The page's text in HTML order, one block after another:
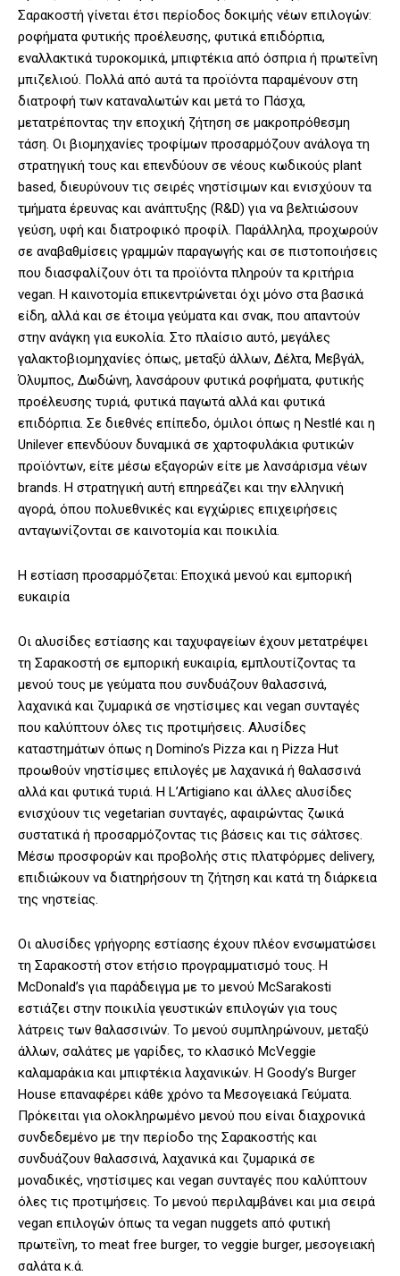
Σαρακοστή γίνεται έτσι περίοδος δοκιμής νέων επιλογών:
ροφήματα φυτικής προέλευσης, φυτικά επιδόρπια,
εναλλακτικά τυροκομικά, μπιφτέκια από όσπρια ή πρωτεΐνη
μπιζελιού. Πολλά από αυτά τα προϊόντα παραμένουν στη
διατροφή των καταναλωτών και μετά το Πάσχα,
μετατρέποντας την εποχική ζήτηση σε μακροπρόθεσμη
τάση. Οι βιομηχανίες τροφίμων προσαρμόζουν ανάλογα τη
στρατηγική τους και επενδύουν σε νέους κωδικούς plant
based, διευρύνουν τις σειρές νηστίσιμων και ενισχύουν τα
τμήματα έρευνας και ανάπτυξης (R&D) για να βελτιώσουν
γεύση, υφή και διατροφικό προφίλ. Παράλληλα, προχωρούν
σε αναβαθμίσεις γραμμών παραγωγής και σε πιστοποιήσεις
που διασφαλίζουν ότι τα προϊόντα πληρούν τα κριτήρια
vegan. Η καινοτομία επικεντρώνεται όχι μόνο στα βασικά
είδη, αλλά και σε έτοιμα γεύματα και σνακ, που απαντούν
στην ανάγκη για ευκολία. Στο πλαίσιο αυτό, μεγάλες
γαλακτοβιομηχανίες όπως, μεταξύ άλλων, Δέλτα, Μεβγάλ,
Όλυμπος, Δωδώνη, λανσάρουν φυτικά ροφήματα, φυτικής
προέλευσης τυριά, φυτικά παγωτά αλλά και φυτικά
επιδόρπια. Σε διεθνές επίπεδο, όμιλοι όπως η Nestlé και η
Unilever επενδύουν δυναμικά σε χαρτοφυλάκια φυτικών
προϊόντων, είτε μέσω εξαγορών είτε με λανσάρισμα νέων
brands. Η στρατηγική αυτή επηρεάζει και την ελληνική
αγορά, όπου πολυεθνικές και εγχώριες επιχειρήσεις
ανταγωνίζονται σε καινοτομία και ποικιλία.
Η εστίαση προσαρμόζεται: Εποχικά μενού και εμπορική
ευκαιρία
Οι αλυσίδες εστίασης και ταχυφαγείων έχουν μετατρέψει
τη Σαρακοστή σε εμπορική ευκαιρία, εμπλουτίζοντας τα
μενού τους με γεύματα που συνδυάζουν θαλασσινά,
λαχανικά και ζυμαρικά σε νηστίσιμες και vegan συνταγές
που καλύπτουν όλες τις προτιμήσεις. Αλυσίδες
καταστημάτων όπως η Domino’s Pizza και η Pizza Hut
προωθούν νηστίσιμες επιλογές με λαχανικά ή θαλασσινά
αλλά και φυτικά τυριά. Η L’Artigiano και άλλες αλυσίδες
ενισχύουν τις vegetarian συνταγές, αφαιρώντας ζωικά
συστατικά ή προσαρμόζοντας τις βάσεις και τις σάλτσες.
Μέσω προσφορών και προβολής στις πλατφόρμες delivery,
επιδιώκουν να διατηρήσουν τη ζήτηση και κατά τη διάρκεια
της νηστείας.
Οι αλυσίδες γρήγορης εστίασης έχουν πλέον ενσωματώσει
τη Σαρακοστή στον ετήσιο προγραμματισμό τους. Η
McDonald’s για παράδειγμα με το μενού McSarakosti
εστιάζει στην ποικιλία γευστικών επιλογών για τους
λάτρεις των θαλασσινών. Το μενού συμπληρώνουν, μεταξύ
άλλων, σαλάτες με γαρίδες, το κλασικό McVeggie
καλαμαράκια και μπιφτέκια λαχανικών. Η Goody’s Burger
House επαναφέρει κάθε χρόνο τα Μεσογειακά Γεύματα.
Πρόκειται για ολοκληρωμένο μενού που είναι διαχρονικά
συνδεδεμένο με την περίοδο της Σαρακοστής και
συνδυάζουν θαλασσινά, λαχανικά και ζυμαρικά σε
μοναδικές, νηστίσιμες και vegan συνταγές που καλύπτουν
όλες τις προτιμήσεις. Το μενού περιλαμβάνει και μια σειρά
vegan επιλογών όπως τα vegan nuggets από φυτική
πρωτεΐνη, το meat free burger, το veggie burger, μεσογειακή
σαλάτα κ.ά.